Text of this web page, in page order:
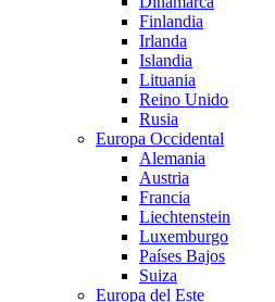
Finlandia
Irlanda
Islandia
Lituania
Reino Unido
Rusia
Europa Occidental
Alemania
Austria
Francia
Liechtenstein
Luxemburgo
Países Bajos
Suiza
Europa del Este